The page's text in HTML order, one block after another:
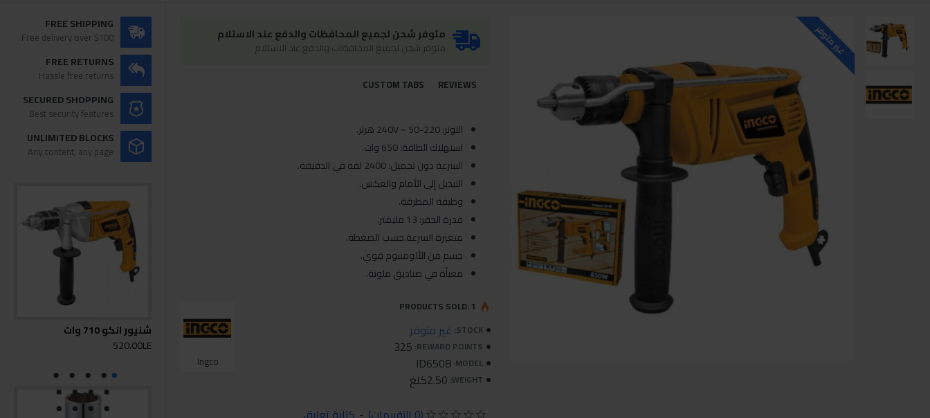
غير متوفر متوفر شحن لجميع المحافظات والدفع عند الاستلام
متوفر شحن لجميع المحافظات والدفع عند الاستلام
REVIEWS
CUSTOM TABS
التوتر: 220-240V ~ 50 هرتز.
استهلاك الطاقة: 650 وات.
السرعة دون تحميل: 2400 لفة في الدقيقة.
التبديل إلى الأمام والعكس.
وظيفة المطرقة.
قدرة الحفر: 13 مليمتر.
متغيرة السرعة.حسب الضغطة.
جسم من الألومنيوم قوي.
معبأة في صناديق ملونة.
STOCK: غير متوفر
REWARD POINTS:
325
MODEL:
ID6508
WEIGHT: 2.50كلغ
Ingco
PRODUCTS SOLD: 1
FREE SHIPPING
Free delivery over $100
FREE RETURNS
Hassle free returns
SECURED SHOPPING
Best security features
UNLIMITED BLOCKS
Any content, any page
شنيور انكو 710 وات
520.00LE